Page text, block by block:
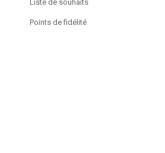
Liste de souhaits
Points de fidélité